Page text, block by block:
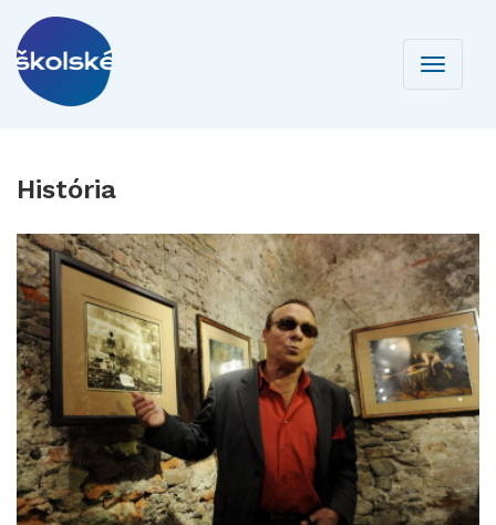
Toggle
História